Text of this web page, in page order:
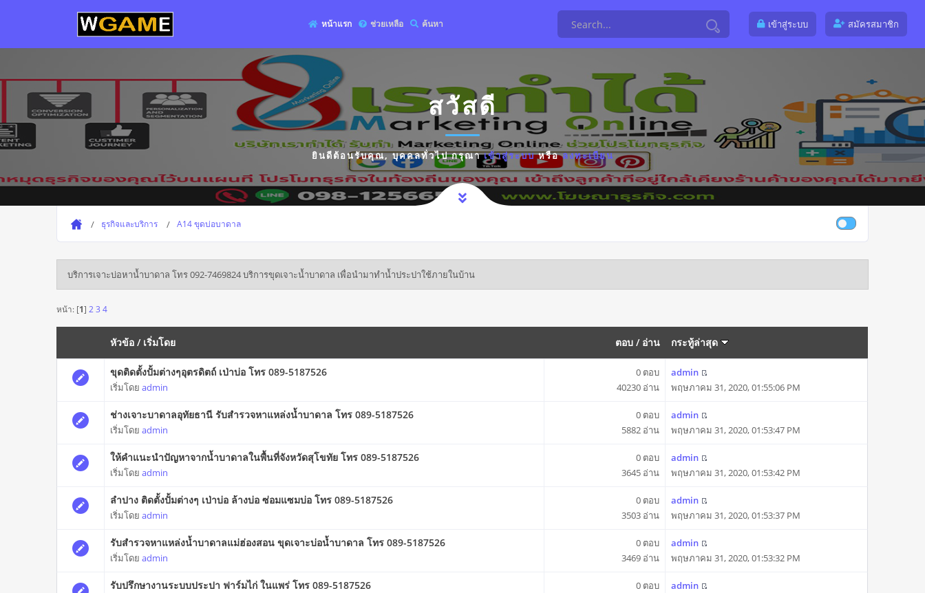
หน้าแรก ช่วยเหลือ ค้นหา เข้าสู่ระบบ สมัครสมาชิก
สวัสดี
ยินดีต้อนรับคุณ,บุคคลทั่วไปกรุณาเข้าสู่ระบบหรือลงทะเบียน
ธุรกิจและบริการ A14 ขุดบ่อบาดาล
บริการเจาะบ่อหาน้ำบาดาล โทร 092-7469824 บริการขุดเจาะน้ำบาดาล เพื่อนำมาทำน้ำประปาใช้ภายในบ้าน
หน้า: [1] 2 3 4
หัวข้อ / เริ่มโดย ตอบ / อ่าน กระทู้ล่าสุด
ขุดติดตั้งปั้มต่างๆอุตรดิตถ์ เป่าบ่อ โทร 089-5187526
เริ่มโดยadmin
0 ตอบ
40230 อ่าน
admin
พฤษภาคม 31, 2020, 01:55:06 PM
ช่างเจาะบาดาลอุทัยธานี รับสำรวจหาแหล่งน้ำบาดาล โทร 089-5187526
เริ่มโดยadmin
0 ตอบ
5882 อ่าน
admin
พฤษภาคม 31, 2020, 01:53:47 PM
ให้คำแนะนำปัญหาจากน้ำบาดาลในพื้นที่จังหวัดสุโขทัย โทร 089-5187526
เริ่มโดยadmin
0 ตอบ
3645 อ่าน
admin
พฤษภาคม 31, 2020, 01:53:42 PM
ลำปาง ติดตั้งปั้มต่างๆ เป่าบ่อ ล้างบ่อ ซ่อมแซมบ่อ โทร 089-5187526
เริ่มโดยadmin
0 ตอบ
3503 อ่าน
admin
พฤษภาคม 31, 2020, 01:53:37 PM
รับสำรวจหาแหล่งน้ำบาดาลแม่ฮ่องสอน ขุดเจาะบ่อน้ำบาดาล โทร 089-5187526
เริ่มโดยadmin
0 ตอบ
3469 อ่าน
admin
พฤษภาคม 31, 2020, 01:53:32 PM
รับปรึกษางานระบบประปา ฟาร์มไก่ ในแพร่ โทร 089-5187526
0 ตอบ
admin